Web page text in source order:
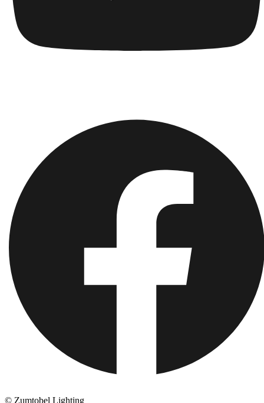
© Zumtobel Lighting